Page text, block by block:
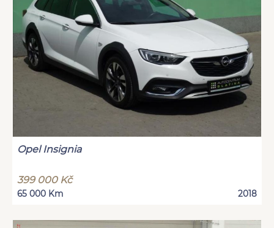
Opel Insignia
399 000 Kč
65 000 Km 2018